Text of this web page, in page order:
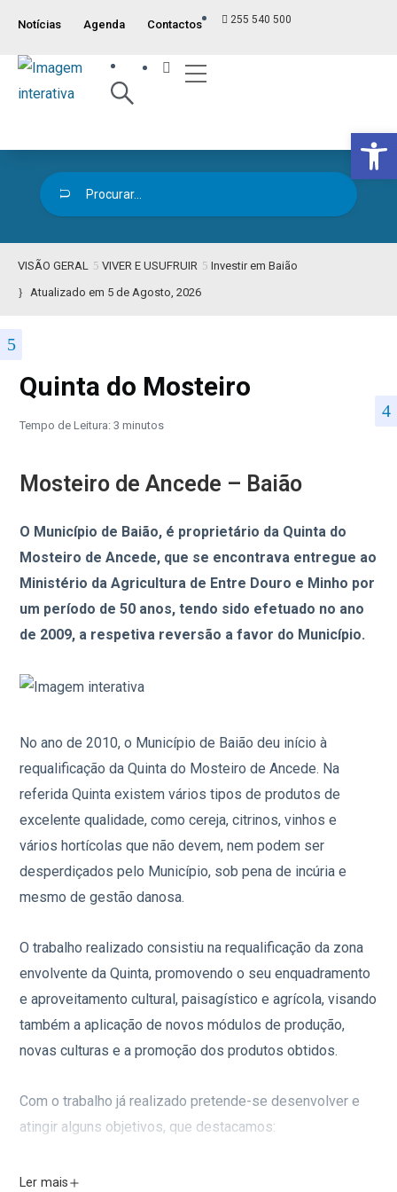
Notícias Agenda Contactos 255 540 500
VISÃO GERAL VIVER E USUFRUIR
Investir em Baião
Atualizado em 5 de Agosto, 2026
Quinta do Mosteiro
Tempo de Leitura: 3 minutos
Mosteiro de Ancede – Baião
O Município de Baião, é proprietário da Quinta do
Mosteiro de Ancede, que se encontrava entregue ao
Ministério da Agricultura de Entre Douro e Minho por
um período de 50 anos, tendo sido efetuado no ano
de 2009, a respetiva reversão a favor do Município.
No ano de 2010, o Município de Baião deu início à
requalificação da Quinta do Mosteiro de Ancede. Na
referida Quinta existem vários tipos de produtos de
excelente qualidade, como cereja, citrinos, vinhos e
vários hortícolas que não devem, nem podem ser
desperdiçados pelo Município, sob pena de incúria e
mesmo de gestão danosa.
O trabalho realizado consistiu na requalificação da zona
envolvente da Quinta, promovendo o seu enquadramento
e aproveitamento cultural, paisagístico e agrícola, visando
também a aplicação de novos módulos de produção,
novas culturas e a promoção dos produtos obtidos.
Com o trabalho já realizado pretende-se desenvolver e
atingir alguns objetivos, que destacamos:
Ler mais